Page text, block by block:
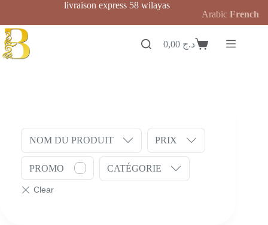
contenu
livraison express 58 wilayas
Panierد.ج
NOM DU PRODUIT PRIX
PROMO CATÉGORIE
Arabic French